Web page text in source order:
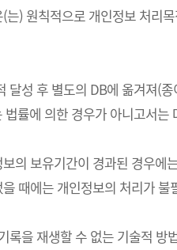
) 원칙적으로 개인정보 처리
달성 후 별도의 DB에 옮겨져(
률에 의한 경우가 아니고서
의 보유기간이 경과된 경우
때에는 개인정보의 처리가
록을 재생할 수 없는 기술적 방